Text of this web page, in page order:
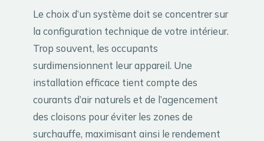
Le choix d’un système doit se concentrer sur
la configuration technique de votre intérieur.
Trop souvent, les occupants
surdimensionnent leur appareil. Une
installation efficace tient compte des
courants d’air naturels et de l’agencement
des cloisons pour éviter les zones de
surchauffe, maximisant ainsi le rendement